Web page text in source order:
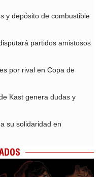
y depósito de combustible
partidos amistosos
por rival en Copa de
Kast genera dudas y
su solidaridad en